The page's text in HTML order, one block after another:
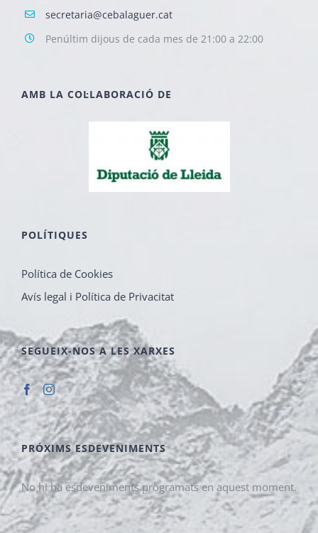
secretaria@cebalaguer.cat
Penúltim dijous de cada mes de 21:00 a 22:00
AMB LA COL·LABORACIÓ DE
POLÍTIQUES
Política de Cookies
Avís legal i Política de Privacitat
SEGUEIX-NOS A LES XARXES
PRÓXIMS ESDEVENIMENTS
No hi ha esdeveniments programats en aquest moment.